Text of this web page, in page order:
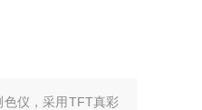
色仪，采用TFT真彩